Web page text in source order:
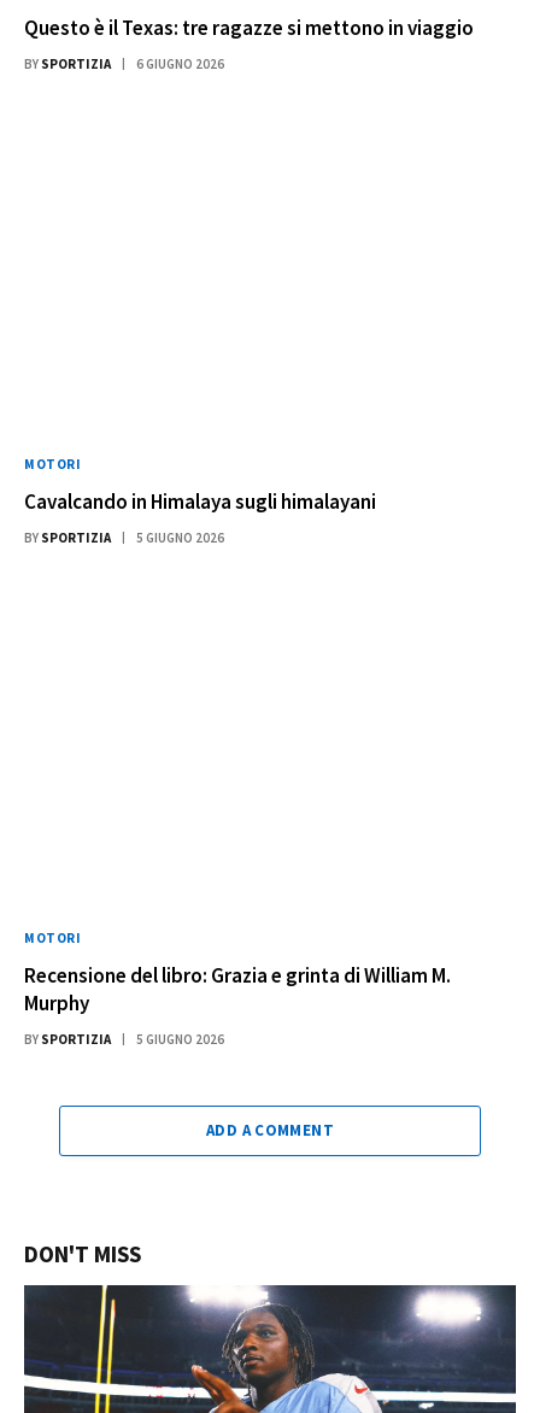
Questo è il Texas: tre ragazze si mettono in viaggio
BY SPORTIZIA 6 GIUGNO 2026
MOTORI
Cavalcando in Himalaya sugli himalayani
BY SPORTIZIA 5 GIUGNO 2026
MOTORI
Recensione del libro: Grazia e grinta di William M.
Murphy
BY SPORTIZIA 5 GIUGNO 2026
ADD A COMMENT
DON'T MISS